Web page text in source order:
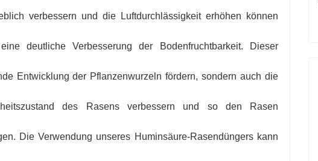
verbessern und die Luftdurchlässigkeit erhöhen können
deutliche Verbesserung der Bodenfruchtbarkeit. Dieser
Entwicklung der Pflanzenwurzeln fördern, sondern auch die
des Rasens verbessern und so den Rasen
Die Verwendung unseres Huminsäure-Rasendüngers kann